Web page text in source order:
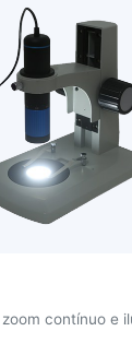
contínuo e